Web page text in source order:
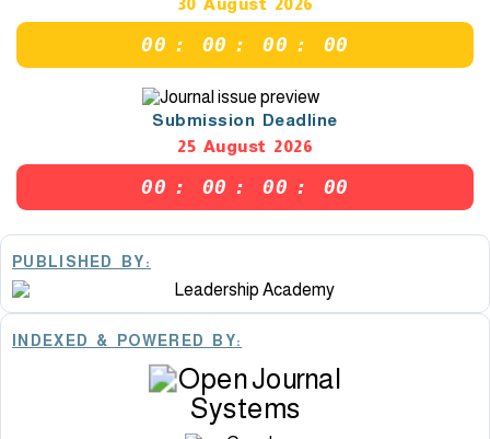
30 August 2026
00 : 00 :00 : 00
Submission Deadline
25 August 2026
00 : 00 :00 : 00
PUBLISHED BY:
INDEXED & POWERED BY: